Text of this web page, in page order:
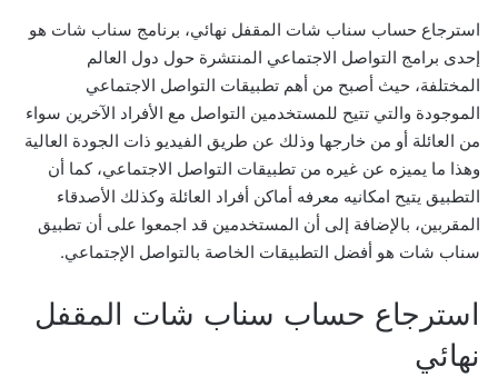
استرجاع حساب سناب شات المقفل نهائي، برنامج سناب شات هو
إحدى برامج التواصل الاجتماعي المنتشرة حول دول العالم
المختلفة، حيث أصبح من أهم تطبيقات التواصل الاجتماعي
الموجودة والتي تتيح للمستخدمين التواصل مع الأفراد الآخرين سواء
من العائلة أو من خارجها وذلك عن طريق الفيديو ذات الجودة العالية
وهذا ما يميزه عن غيره من تطبيقات التواصل الاجتماعي، كما أن
التطبيق يتيح امكانيه معرفه أماكن أفراد العائلة وكذلك الأصدقاء
المقربين، بالإضافة إلى أن المستخدمين قد اجمعوا على أن تطبيق
سناب شات هو أفضل التطبيقات الخاصة بالتواصل الإجتماعي.
استرجاع حساب سناب شات المقفل
نهائي